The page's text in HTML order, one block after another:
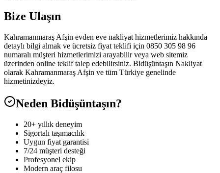
Bize Ulaşın
Kahramanmaraş Afşin evden eve nakliyat hizmetlerimiz hakkında
detaylı bilgi almak ve ücretsiz fiyat teklifi için 0850 305 98 96
numaralı müşteri hizmetlerimizi arayabilir veya web sitemiz
üzerinden online teklif talep edebilirsiniz. Bidüşüntaşın Nakliyat
olarak Kahramanmaraş Afşin ve tüm Türkiye genelinde
hizmetinizdeyiz.
Neden Bidüşüntaşın?
20+ yıllık deneyim
Sigortalı taşımacılık
Uygun fiyat garantisi
7/24 müşteri desteği
Profesyonel ekip
Modern araç filosu